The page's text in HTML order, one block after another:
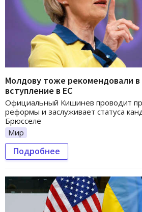
Молдову тоже рекомендовали
вступление в ЕС
Официальный Кишинев проводит
реформы и заслуживает статуса
Брюсселе
Мир
Подробнее